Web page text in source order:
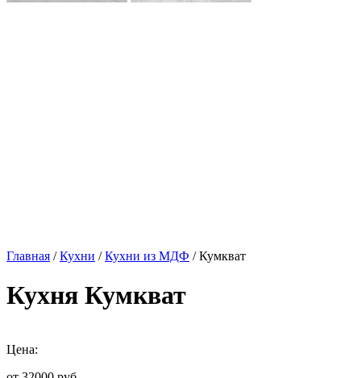
Главная /Кухни /Кухни из МДФ / Кумкват
Кухня Кумкват
Цена: